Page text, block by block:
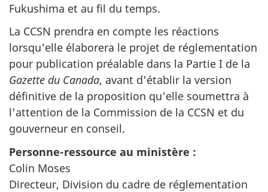
Fukushima et au fil du temps.
La CCSN prendra en compte les réactions
lorsqu'elle élaborera le projet de réglementation
pour publication préalable dans la Partie I de la
Gazette du Canada, avant d'établir la version
définitive de la proposition qu'elle soumettra à
l'attention de la Commission de la CCSN et du
gouverneur en conseil.
Personne-ressource au ministère :
Colin Moses
Directeur, Division du cadre de réglementation